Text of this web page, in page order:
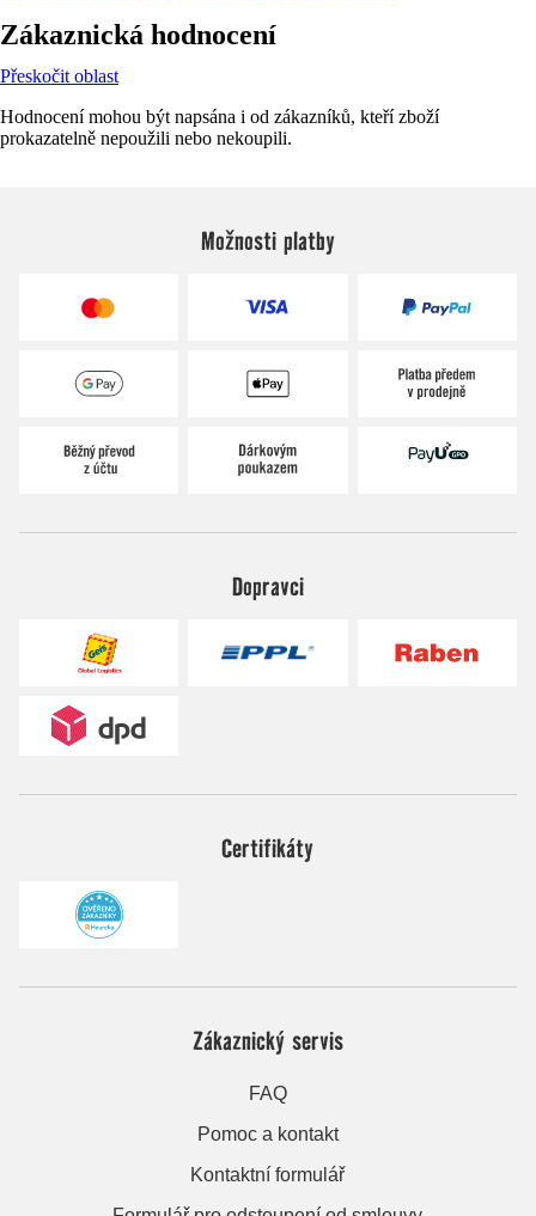
Zákaznická hodnocení
Přeskočit oblast
Hodnocení mohou být napsána i od zákazníků, kteří zboží
prokazatelně nepoužili nebo nekoupili.
Možnosti platby
Dopravci
Certifikáty
Zákaznický servis
FAQ
Pomoc a kontakt
Kontaktní formulář